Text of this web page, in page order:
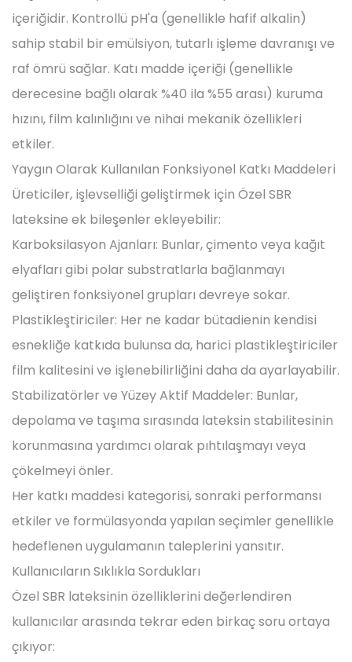
içeriğidir. Kontrollü pH'a (genellikle hafif alkalin)
sahip stabil bir emülsiyon, tutarlı işleme davranışı ve
raf ömrü sağlar. Katı madde içeriği (genellikle
derecesine bağlı olarak %40 ila %55 arası) kuruma
hızını, film kalınlığını ve nihai mekanik özellikleri
etkiler.
Yaygın Olarak Kullanılan Fonksiyonel Katkı Maddeleri
Üreticiler, işlevselliği geliştirmek için Özel SBR
lateksine ek bileşenler ekleyebilir:
Karboksilasyon Ajanları: Bunlar, çimento veya kağıt
elyafları gibi polar substratlarla bağlanmayı
geliştiren fonksiyonel grupları devreye sokar.
Plastikleştiriciler: Her ne kadar bütadienin kendisi
esnekliğe katkıda bulunsa da, harici plastikleştiriciler
film kalitesini ve işlenebilirliğini daha da ayarlayabilir.
Stabilizatörler ve Yüzey Aktif Maddeler: Bunlar,
depolama ve taşıma sırasında lateksin stabilitesinin
korunmasına yardımcı olarak pıhtılaşmayı veya
çökelmeyi önler.
Her katkı maddesi kategorisi, sonraki performansı
etkiler ve formülasyonda yapılan seçimler genellikle
hedeflenen uygulamanın taleplerini yansıtır.
Kullanıcıların Sıklıkla Sordukları
Özel SBR lateksinin özelliklerini değerlendiren
kullanıcılar arasında tekrar eden birkaç soru ortaya
çıkıyor: